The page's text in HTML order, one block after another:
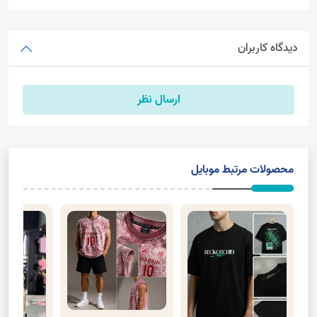
دیدگاه کاربران
ارسال نظر
محصولات مرتبط موبایل